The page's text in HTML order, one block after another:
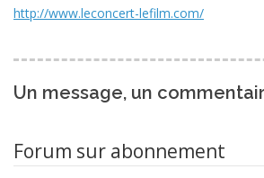
http://www.leconcert-lefilm.com/
Un message, un
Forum sur abonnement